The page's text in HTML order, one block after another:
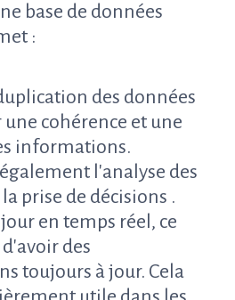
base de données
:
des données
une cohérence et une
informations.
l'analyse des
prise de décisions .
en temps réel, ce
des
toujours à jour. Cela